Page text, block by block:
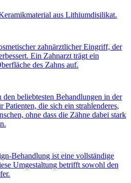
aus Lithiumdisilikat.
zahnärztlicher Eingriff, der
Ein Zahnarzt trägt ein
des Zahns auf.
den beliebtesten Behandlungen in der
Patienten, die sich ein strahlenderes,
ohne dass die Zähne dabei stark
Behandlung ist eine vollständige
Umgestaltung betrifft sowohl den